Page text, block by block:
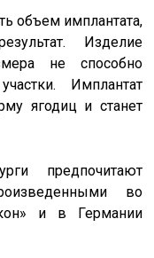
объем имплантата,
Изделие
не способно
Имплантат
ягодиц и станет
предпочитают
во
и в Германии